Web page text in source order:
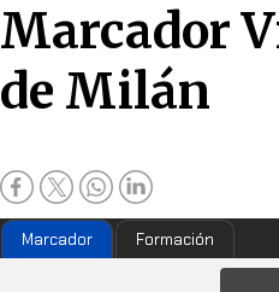
Marcador
de Milán
Marcador Formación